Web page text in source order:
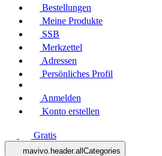
Bestellungen
Meine Produkte
SSB
Merkzettel
Adressen
Persönliches Profil
Anmelden
Konto erstellen
Gratis
mavivo.header.allCategories